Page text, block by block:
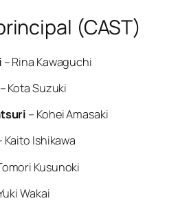
(CAST)
– Rina Kawaguchi
– Kota Suzuki
– Kohei Amasaki
Kaito Ishikawa
Kusunoki
Wakai